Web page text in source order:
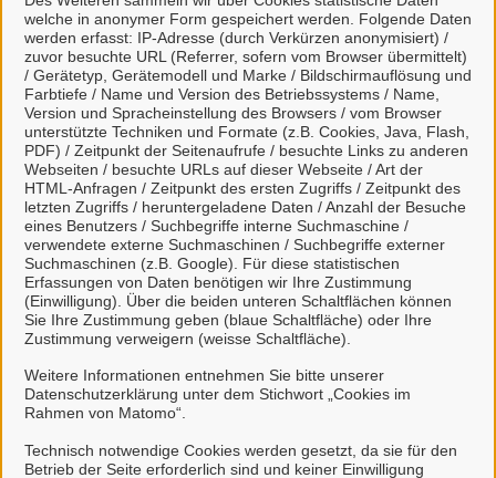
welche in anonymer Form gespeichert werden. Folgende Daten
werden erfasst: IP-Adresse (durch Verkürzen anonymisiert) /
zuvor besuchte URL (Referrer, sofern vom Browser übermittelt)
/ Gerätetyp, Gerätemodell und Marke / Bildschirmauflösung und
Farbtiefe / Name und Version des Betriebssystems / Name,
Version und Spracheinstellung des Browsers / vom Browser
unterstützte Techniken und Formate (z.B. Cookies, Java, Flash,
PDF) / Zeitpunkt der Seitenaufrufe / besuchte Links zu anderen
Webseiten / besuchte URLs auf dieser Webseite / Art der
HTML-Anfragen / Zeitpunkt des ersten Zugriffs / Zeitpunkt des
letzten Zugriffs / heruntergeladene Daten / Anzahl der Besuche
eines Benutzers / Suchbegriffe interne Suchmaschine /
verwendete externe Suchmaschinen / Suchbegriffe externer
Suchmaschinen (z.B. Google). Für diese statistischen
Erfassungen von Daten benötigen wir Ihre Zustimmung
(Einwilligung). Über die beiden unteren Schaltflächen können
Sie Ihre Zustimmung geben (blaue Schaltfläche) oder Ihre
Zustimmung verweigern (weisse Schaltfläche).
Weitere Informationen entnehmen Sie bitte unserer
Datenschutzerklärung unter dem Stichwort „Cookies im
Rahmen von Matomo“.
Technisch notwendige Cookies werden gesetzt, da sie für den
Betrieb der Seite erforderlich sind und keiner Einwilligung
Viele Leistungen sind an unseren digitalen Postkorb
angeschlossen. Dort haben Sie einen Überblick
über alle gestellten Anliegen und können mit uns
unkompliziert in Kontakt treten.
Weitere Informationen zur BundID finden Sie auf der
FAQ-Seite des Bundes.
Berg- und Universitätsstadt
Clausthal-Zellerfeld